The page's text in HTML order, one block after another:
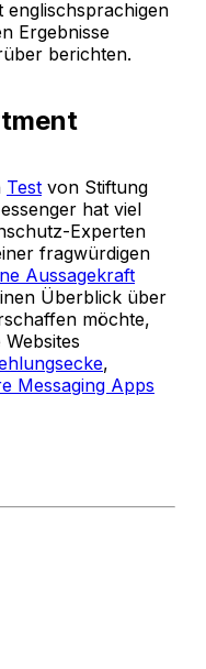
englischsprachigen
Ergebnisse
berichten.
Test von Stiftung
hat viel
Experten
fragwürdigen
Aussagekraft
Überblick über
möchte,
,
Messaging Apps